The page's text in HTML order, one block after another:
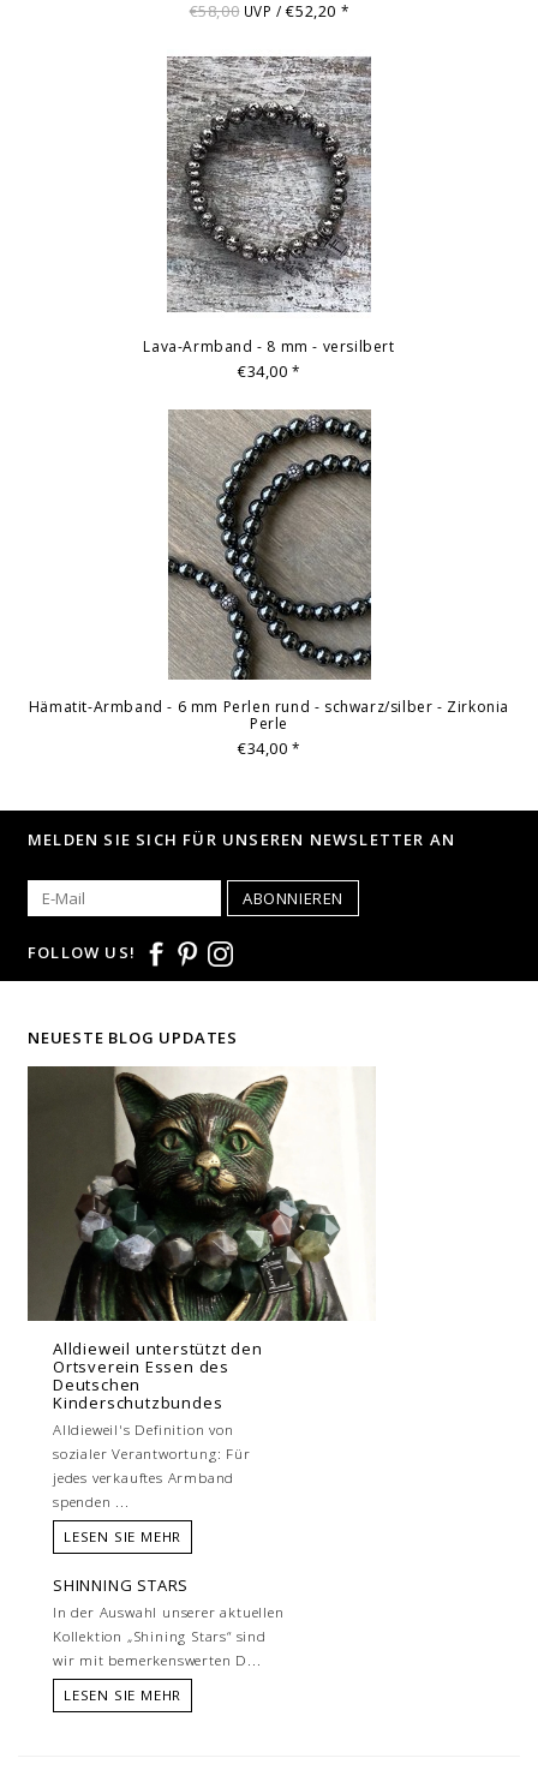
€58,00 UVP / €52,20 *
Lava-Armband - 8 mm - versilbert
€34,00*
Hämatit-Armband - 6 mm Perlen rund - schwarz/silber - Zirkonia
Perle
€34,00*
MELDEN SIE SICH FÜR UNSEREN NEWSLETTER AN
ABONNIEREN
FOLLOW US!
NEUESTE BLOG UPDATES
Alldieweil unterstützt den
Ortsverein Essen des
Deutschen
Kinderschutzbundes
Alldieweil's Definition von
sozialer Verantwortung: Für
jedes verkauftes Armband
spenden ...
LESEN SIE MEHR
SHINNING STARS
In der Auswahl unserer aktuellen
Kollektion „Shining Stars“ sind
wir mit bemerkenswerten D...
LESEN SIE MEHR